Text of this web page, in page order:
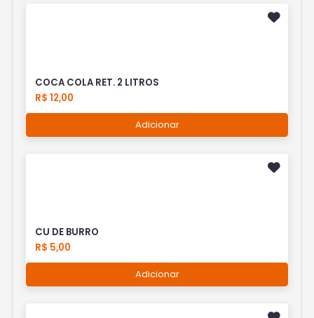
COCA COLA RET. 2 LITROS
R$ 12,00
Adicionar
CU DE BURRO
R$ 5,00
Adicionar